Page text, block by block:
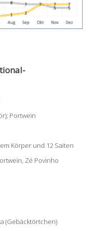
Portwein
Körper und 12 Saiten
Zé Povinho
(Gebäcktörtchen)